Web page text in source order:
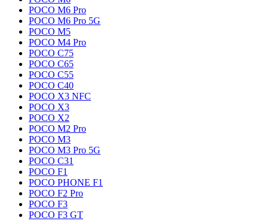
POCO M6 Pro
POCO M6 Pro 5G
POCO M5
POCO M4 Pro
POCO C75
POCO C65
POCO C55
POCO C40
POCO X3 NFC
POCO X3
POCO X2
POCO M2 Pro
POCO M3
POCO M3 Pro 5G
POCO C31
POCO F1
POCO PHONE F1
POCO F2 Pro
POCO F3
POCO F3 GT